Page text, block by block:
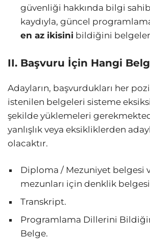
güvenliği hakkında bilgi
kaydıyla, güncel
en az ikisini bildiğini
II. Başvuru İçin Hangi
Adayların, başvurdukları her
istenilen belgeleri sisteme
şekilde yüklemeleri
yanlışlık veya eksikliklerden
olacaktır.
Diploma / Mezuniyet belgesi
mezunları için denklik
Transkript.
Programlama Dillerini
Belge.